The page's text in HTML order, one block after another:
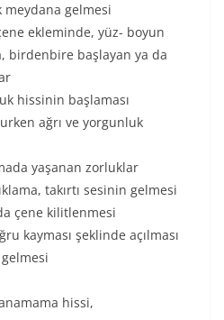
meydana gelmesi
ekleminde, yüz- boyun
birdenbire başlayan ya da
hissinin başlaması
ağrı ve yorgunluk
yaşanan zorluklar
takırtı sesinin gelmesi
da çene kilitlenmesi
kayması şeklinde açılması
hissi,